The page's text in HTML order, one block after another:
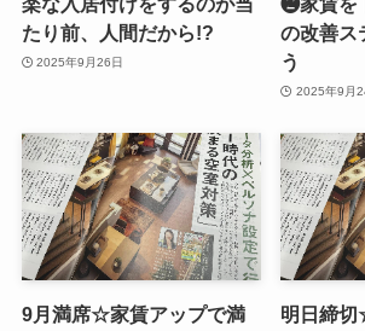
たり前、人間だから!?
2025年9月26日
の改善ス
う
2025年9月
9月満席☆家賃アップで満
明日締